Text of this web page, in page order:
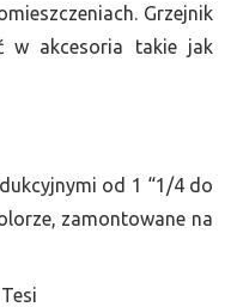
Grzejnik
w akcesoria takie jak
od 1 “1/4 do
zamontowane na